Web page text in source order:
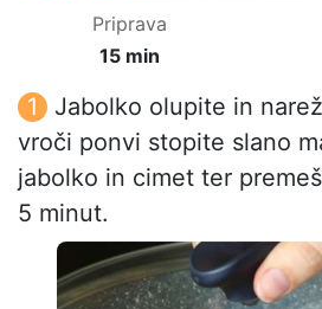
Priprava
15 min
Jabolko olupite in
vroči ponvi stopite slano
jabolko in cimet ter
5 minut.